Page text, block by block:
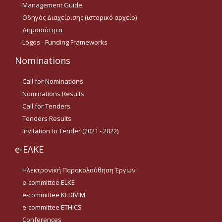
Οδηγίες για προμήθεια
ειδών/παροχή υπηρεσιών
με βάση τον Ν.4957/2022
Οδηγίες με βάση τον
News
Call for Nominations
Nominations Results
Call for Tenders
Management Guide
Οδηγός Διαχείρισης (ιστορικό αρχείο)
Δημοσιότητα
Logos - Funding Frameworks
Nominations
Call for Nominations
Nominations Results
Call for Tenders
Tenders Results
Invitation to Tender (2021 - 2022)
e-ΕΛΚΕ
Ηλεκτρονική Παρακολούθηση Έργων
e-committee ELKE
e-committee KEDIVIM
e-committee ETHICS
Conferences